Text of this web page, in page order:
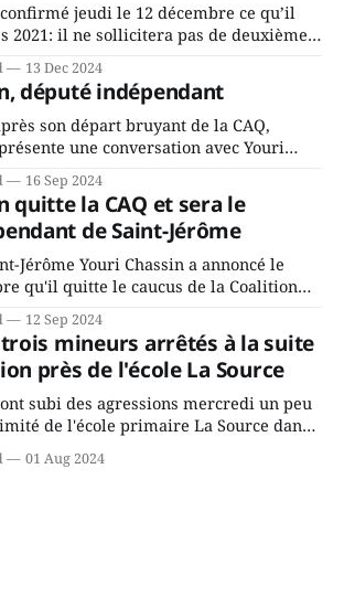
jeudi le 12 décembre ce qu’il
2021: il ne sollicitera pas de deuxième
maire de Saint-Jérôme. Bourcier en a
aux employés de la ville,
pour leur traditionnel souper
13 Dec 2024
député indépendant
son départ bruyant de la CAQ,
une conversation avec Youri
causé de sa décision. Y songeait-il
Sera-t-il candidat indépendant dans 2
autre parti, par exemple les
Duhaime? Que lui
16 Sep 2024
quitte la CAQ et sera le
de Saint-Jérôme
Jérôme Youri Chassin a annoncé le
qu'il quitte le caucus de la Coalition
François Legault parce qu'il est déçu du
la CAQ, surtout de son incapacité, qu'il
offrir des
12 Sep 2024
mineurs arrêtés à la suite
près de l'école La Source
subi des agressions mercredi un peu
de l'école primaire La Source dans
de Saint-Jérôme. L'une de deux
écrasée sous un véhicule et aspergée
01 Aug 2024